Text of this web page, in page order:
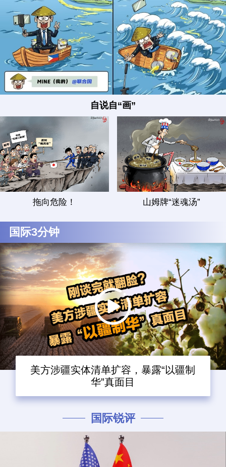
自说自“画”
拖向危险！ 山姆牌“迷魂汤”
国际3分钟
美方涉疆实体清单扩容，暴露“以疆制
华”真面目
国际锐评